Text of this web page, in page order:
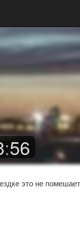
:56
это не